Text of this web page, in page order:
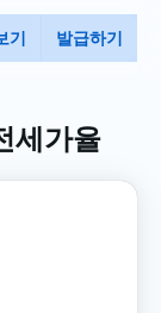
기 발급하기
세가율